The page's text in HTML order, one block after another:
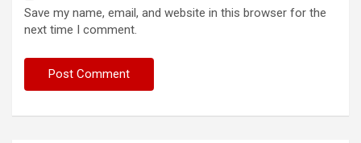
Save my name, email, and website in this browser for the
next time I comment.